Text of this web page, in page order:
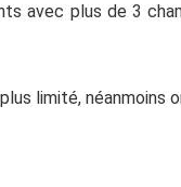
avec plus de 3
limité, néanmoins